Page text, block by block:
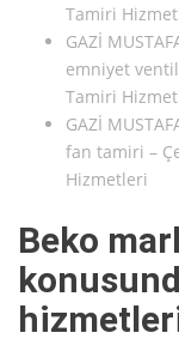
Tamiri
GAZİ
emniyet
Tamiri
GAZİ
fan tamiri –
Hizmetleri
Beko